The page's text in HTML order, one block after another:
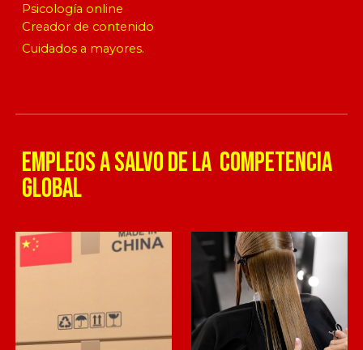
Psicología online
Creador de contenido
Cuidados a mayores.
empleos A SALVO DE LA competencia
global